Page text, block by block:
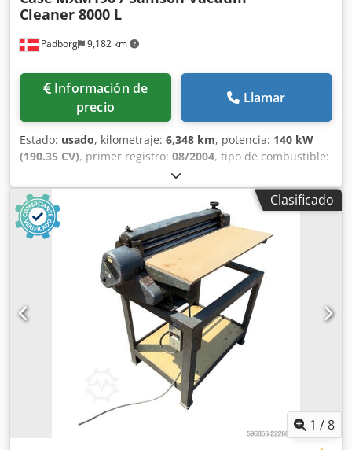
Padborg 9,182 km
Cleaner 8000 L
Información de
precio
Llamar
Estado: usado, kilometraje: 6,348 km, potencia: 140 kW
(190.35 CV), primer registro: 08/2004, tipo de combustible:
2004
MXM190 / Samson Cisterna de Vacío 8000 L Año: 2004
Condición: Buena Número de serie: ACM231045 Ref. nº.:
8084 Fecha de matriculación: CV: 190 Horas: 6348 Caja de
cambios: Powershift total 19+6 Dkodpfxjynq Dbj Alasr
Depósito de gasoil: 1 Capacidad del depósito: 400 L Radio:
? Asiento neumático: ? Frenos: Frenos de disco en baño de
aceite Tamaño de neumáticos: 600/65R25 + 650/75R38 -
520/70R34 Porcentaje de banda de rodadura restante: 60%
90% - 40% Caja de herramientas: ? Sistema hidráulico: ?
Fabricante de cisterna: Samson Capacidad de la cisterna:
8000 L Bomba de alta presión: 2 x HPP Caudal de alta
presión: 122 l/min - 130 bar Bomba de vacío: Samson
Clasificado
1 /8